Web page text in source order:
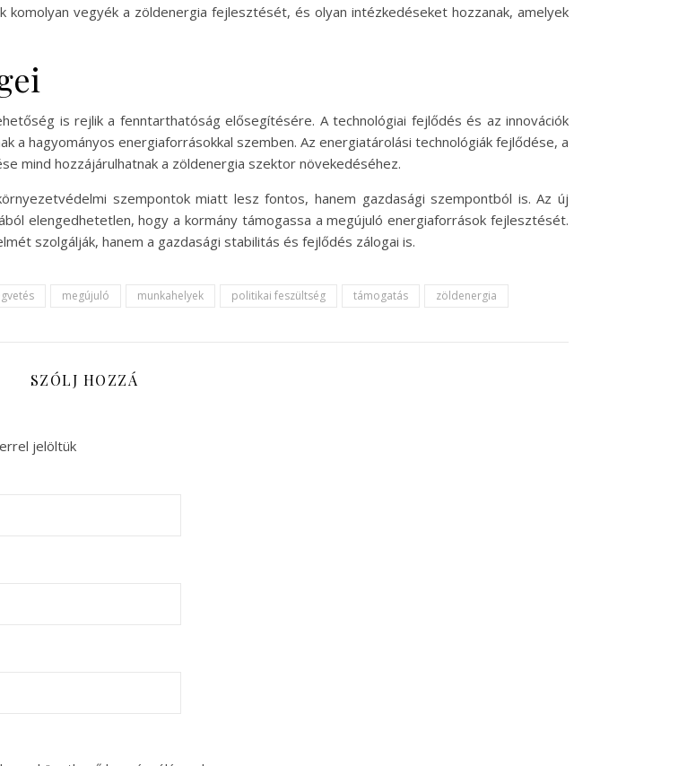
vegyék a zöldenergia fejlesztését, és olyan intézkedéseket hozzanak, amelyek
is rejlik a fenntarthatóság elősegítésére. A technológiai fejlődés és az innovációk
a hagyományos energiaforrásokkal szemben. Az energiatárolási technológiák fejlődése, a
mind hozzájárulhatnak a zöldenergia szektor növekedéséhez.
szempontok miatt lesz fontos, hanem gazdasági szempontból is. Az új
elengedhetetlen, hogy a kormány támogassa a megújuló energiaforrások fejlesztését.
szolgálják, hanem a gazdasági stabilitás és fejlődés zálogai is.
megújuló munkahelyek politikai feszültség támogatás zöldenergia
SZÓLJ HOZZÁ
jelöltük